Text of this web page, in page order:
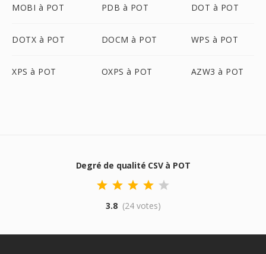
MOBI à POT PDB à POT DOT à POT
DOTX à POT DOCM à POT WPS à POT
XPS à POT OXPS à POT AZW3 à POT
Degré de qualité CSV à POT
3.8 (24 votes)